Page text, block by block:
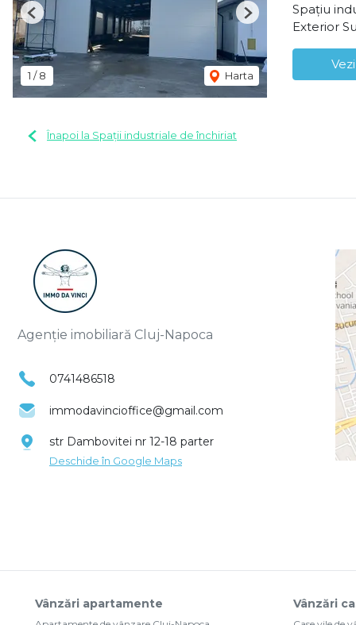
1 /8 Harta
Previous Next
Spațiu
Exterior
Înapoi la Spații industriale de închiriat
Agenție imobiliară Cluj-Napoca
0741486518
immodavincioffice@gmail.com
str Dambovitei nr 12-18 parter
Deschide în Google Maps
Vânzări apartamente Vânzări